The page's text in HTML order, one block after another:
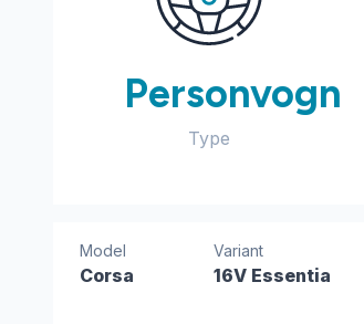
Personvogn
Type
Model
Corsa
Variant
16V Essentia